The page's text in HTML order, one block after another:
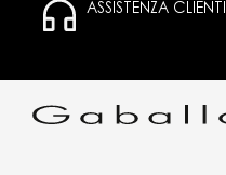
ASSISTENZA CLIENTI